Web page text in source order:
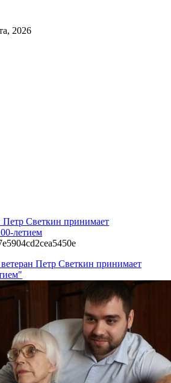
2026
Петр Светкин принимает
летием
Петр Светкин принимает